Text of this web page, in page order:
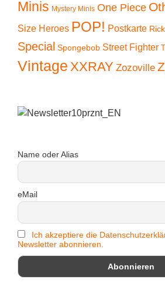
Minis Mystery Minis One Piece
Size Heroes POP! Postkarte
Special Spongebob Street Fighter
Vintage XXRAY Zozoville
Name oder Alias
eMail
Ich akzeptiere die
Newsletter abonnieren.